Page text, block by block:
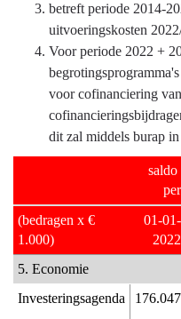
betreft periode 2014-
uitvoeringskosten
Voor periode 2022 +
voor cofinanciering
dit zal middels burap
saldo
per
(bedragen x €
1.000)
01-01-
2022
5. Economie
Investeringsagenda
176.047